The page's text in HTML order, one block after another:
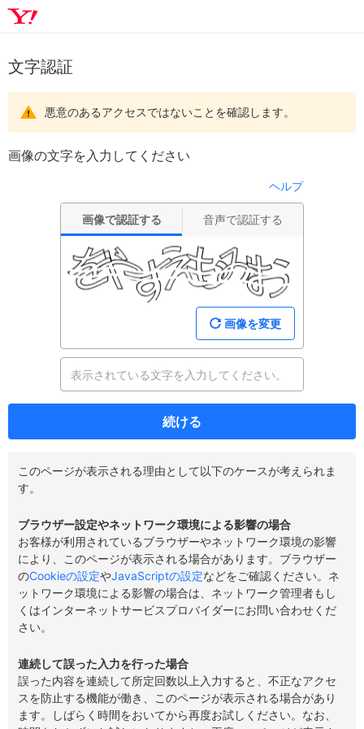
文字認証
悪意のあるアクセスではないことを確認します。
画像の文字を入力してください
ヘルプ
画像で認証する 音声で認証する
画像を変更
続ける
このページが表示される理由として以下のケースが考えられま
す。
ブラウザー設定やネットワーク環境による影響の場合
お客様が利用されているブラウザーやネットワーク環境の影響
により、このページが表示される場合があります。ブラウザー
のCookieの設定やJavaScriptの設定などをご確認ください。ネ
ットワーク環境による影響の場合は、ネットワーク管理者もし
くはインターネットサービスプロバイダーにお問い合わせくだ
さい。
連続して誤った入力を行った場合
誤った内容を連続して所定回数以上入力すると、不正なアクセ
スを防止する機能が働き、このページが表示される場合があり
ます。しばらく時間をおいてから再度お試しください。なお、